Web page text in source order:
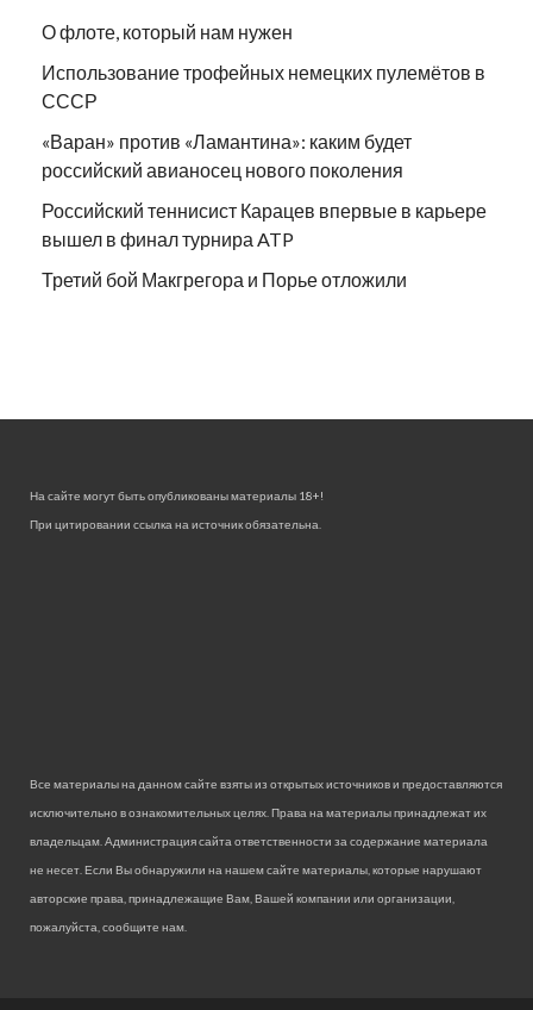
О флоте, который нам нужен
Использование трофейных немецких пулемётов в
СССР
«Варан» против «Ламантина»: каким будет
российский авианосец нового поколения
Российский теннисист Карацев впервые в карьере
вышел в финал турнира ATP
Третий бой Макгрегора и Порье отложили
На сайте могут быть опубликованы материалы 18+!
При цитировании ссылка на источник обязательна.
Все материалы на данном сайте взяты из открытых источников и предоставляются
исключительно в ознакомительных целях. Права на материалы принадлежат их
владельцам. Администрация сайта ответственности за содержание материала
не несет. Если Вы обнаружили на нашем сайте материалы, которые нарушают
авторские права, принадлежащие Вам, Вашей компании или организации,
пожалуйста, сообщите нам.